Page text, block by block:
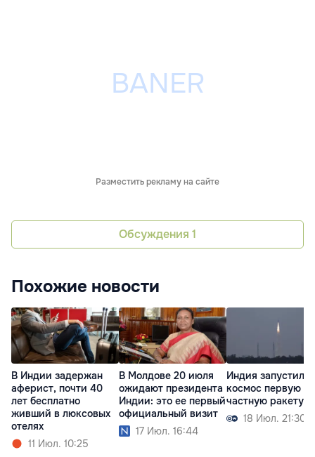
Разместить рекламу на сайте
Обсуждения 1
Похожие новости
В Индии задержан
аферист, почти 40
лет бесплатно
живший в люксовых
отелях
11 Июл. 10:25
В Молдове 20 июля
ожидают президента
Индии: это ее первый
официальный визит
17 Июл. 16:44
Индия запустила
космос первую
частную ракету
18 Июл. 21:30